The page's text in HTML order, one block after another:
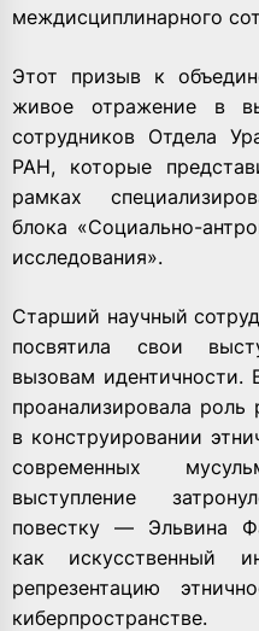
междисциплинарного
Этот призыв к
живое отражение в
сотрудников Отдела
РАН, которые
рамках
блока «Социально-
исследования».
Старший научный
посвятила свои
вызовам идентичности.
проанализировала роль
в конструировании
современных
выступление
повестку — Эльвина
как искусственный
репрезентацию
киберпространстве.